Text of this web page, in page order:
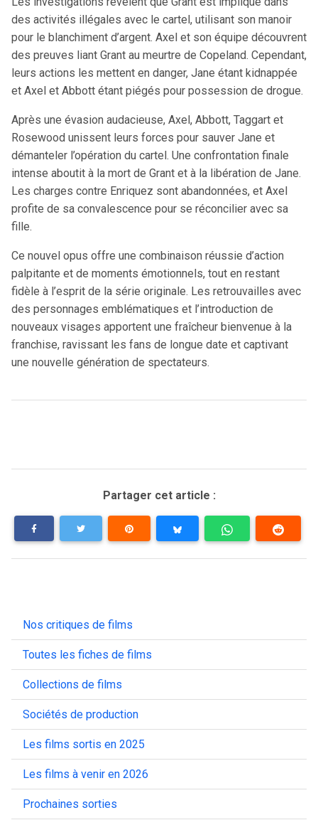
des activités illégales avec le cartel, utilisant son manoir
pour le blanchiment d’argent. Axel et son équipe découvrent
des preuves liant Grant au meurtre de Copeland. Cependant,
leurs actions les mettent en danger, Jane étant kidnappée
et Axel et Abbott étant piégés pour possession de drogue.
Après une évasion audacieuse, Axel, Abbott, Taggart et
Rosewood unissent leurs forces pour sauver Jane et
démanteler l’opération du cartel. Une confrontation finale
intense aboutit à la mort de Grant et à la libération de Jane.
Les charges contre Enriquez sont abandonnées, et Axel
profite de sa convalescence pour se réconcilier avec sa
fille.
Ce nouvel opus offre une combinaison réussie d’action
palpitante et de moments émotionnels, tout en restant
fidèle à l’esprit de la série originale. Les retrouvailles avec
des personnages emblématiques et l’introduction de
nouveaux visages apportent une fraîcheur bienvenue à la
franchise, ravissant les fans de longue date et captivant
une nouvelle génération de spectateurs.
Partager cet article :
Nos critiques de films
Toutes les fiches de films
Collections de films
Sociétés de production
Les films sortis en 2025
Les films à venir en 2026
Prochaines sorties